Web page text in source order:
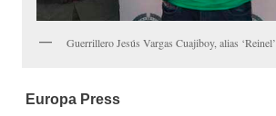
Guerrillero Jesús Vargas Cuajiboy, alias ‘Reinel’
Europa Press